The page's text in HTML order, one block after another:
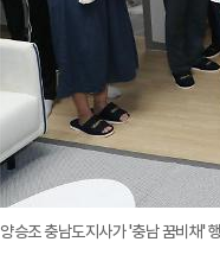
양승조 충남도지사가 '충남 꿈비채'